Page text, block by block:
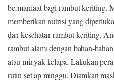
bermanfaat bagi rambut keriting.
memberikan nutrisi yang
dan kesehatan rambut keriting.
rambut alami dengan bahan-
atau minyak kelapa. Lakukan
rutin setiap minggu. Diamkan